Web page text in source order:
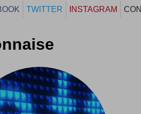
TWITTER INSTAGRAM